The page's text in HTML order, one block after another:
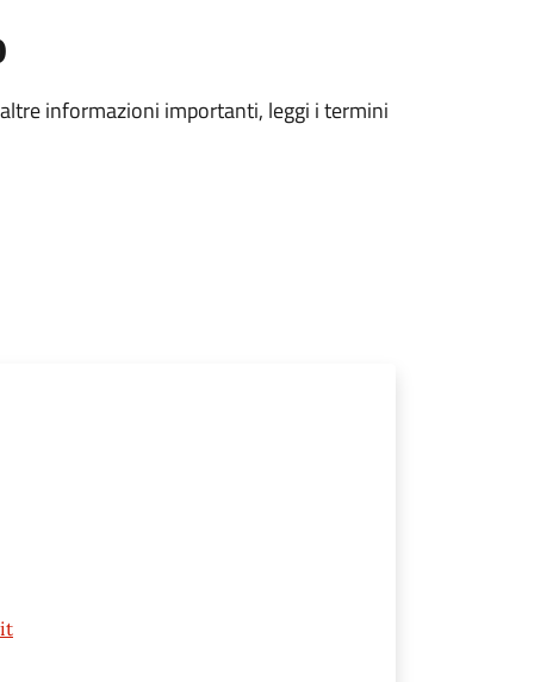
informazioni importanti, leggi i termini